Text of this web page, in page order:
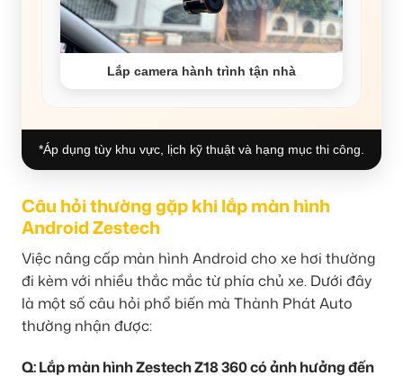
Lắp camera hành trình tận nhà
*Áp dụng tùy khu vực, lịch kỹ thuật và hạng mục thi công.
Câu hỏi thường gặp khi lắp màn hình
Android Zestech
Việc nâng cấp màn hình Android cho xe hơi thường
đi kèm với nhiều thắc mắc từ phía chủ xe. Dưới đây
là một số câu hỏi phổ biến mà Thành Phát Auto
thường nhận được:
Q: Lắp màn hình Zestech Z18 360 có ảnh hưởng đến